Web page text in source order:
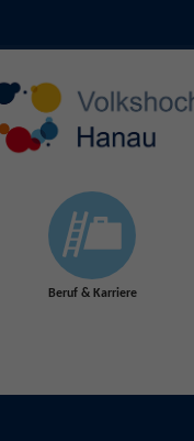
Beruf & Karriere